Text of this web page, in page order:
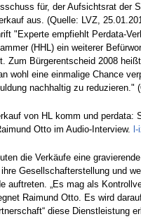
für, der Aufsichtsrat der
aus. (Quelle: LVZ,
"Experte empfiehlt Perdata-
(HHL) ein weiterer
Zum Bürgerentscheid 2008
wohl eine einmalige Chance
nachhaltig zu reduzieren."
von HL komm und perdata:
Otto im Audio-Interview.
die Verkäufe eine
Gesellschafterstellung und
auftreten. „Es mag als
Raimund Otto. Es wird
diese Dienstleistung